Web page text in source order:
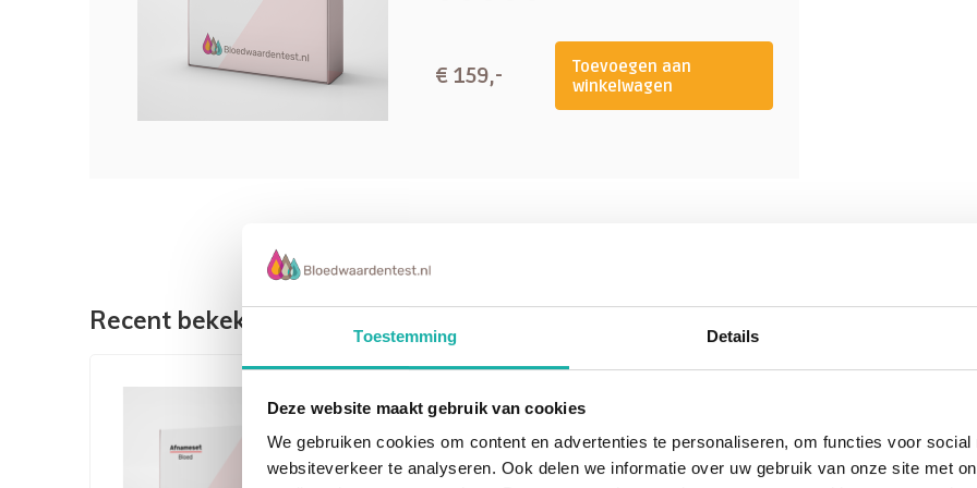
Toestemming Details
Deze website maakt gebruik van cookies
We gebruiken cookies om content en advertenties te personaliseren, om functies voor social
websiteverkeer te analyseren. Ook delen we informatie over uw gebruik van onze site met
van chronische Lyme-ziekte. Op basis van de huidige literatuur, zijn CD57+
cellen voorspellende laboratoriumparameters tijdens en na de behandeling
van chronische Lyme-ziekte.
een verminderde absoluut aantal van de geactiveerde NK-cellen (CD3-CD56 +
CD57 +). Terwijl acute Borrelia burgdorferi-infecties en andere ziekten normale
CD57-waarden hebben, hebben chronische Lyme patiënten vaak minder dan
Volgens wetenschappelijke studies, wordt een onderdrukt aantal CD57-cellen
voornamelijk waargenomen bij patiënten bij wie het zenuwstelsel is
aangetast, eerder dan bij patiënten bij wie het weefsel- of skeletsysteem is
aangetast. De daling van de CD57 cellen houdt aan totdat verbeteringen in de
€ 159,-
Toevoegen aan
winkelwagen
Recent bekeken